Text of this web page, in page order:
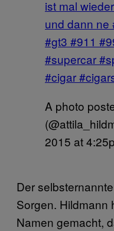
ist mal
und dann ne
#gt3 #911
#supercar
#cigar
A photo
2015 at
Der
Sorgen. Hildmann
Namen gemacht,